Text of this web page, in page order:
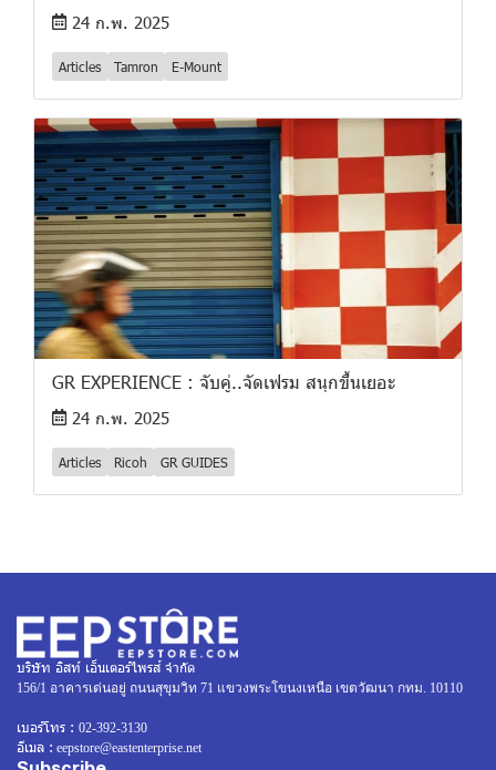
24 ก.พ. 2025
Articles Tamron E-Mount
GR EXPERIENCE : จับคู่..จัดเฟรม สนุกขึ้นเยอะ
24 ก.พ. 2025
Articles Ricoh GR GUIDES
บริษัท อิสท์ เอ็นเตอร์ไพรส์ จำกัด
156/1 อาคารเด่นอยู่ ถนนสุขุมวิท 71 แขวงพระโขนงเหนือ เขตวัฒนา กทม. 10110
เบอร์โทร : 02-392-3130
อีเมล : eepstore@eastenterprise.net